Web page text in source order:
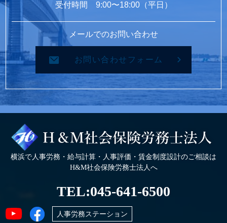
受付時間 9:00〜18:00（平日）
メールでのお問い合わせ
お問い合わせフォーム
横浜で人事労務・給与計算・人事評価・賃金制度設計のご相談は
H&M社会保険労務士法人へ
TEL:045-641-6500
人事労務ステーション